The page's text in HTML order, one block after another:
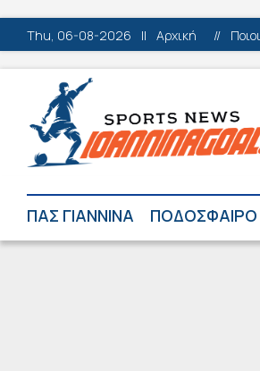
Thu, 06-08-2026 || Αρχική //
ΠΑΣ ΓΙΑΝΝΙΝΑ ΠΟΔΟΣΦΑΙΡΟ